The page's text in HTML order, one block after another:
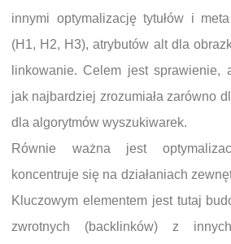
innymi optymalizację tytułów i
(H1, H2, H3), atrybutów alt dla
linkowanie. Celem jest sprawienie,
jak najbardziej zrozumiała zarówno
dla algorytmów wyszukiwarek.
Równie ważna jest
koncentruje się na działaniach
Kluczowym elementem jest tutaj
zwrotnych (backlinków) z